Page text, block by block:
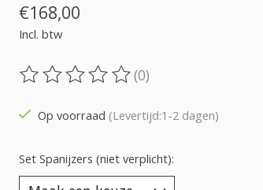
€168,00
Incl. btw
De beoordeling van dit product is
(0)
Op voorraad (Levertijd:1-2 dagen)
Set Spanijzers (niet verplicht):